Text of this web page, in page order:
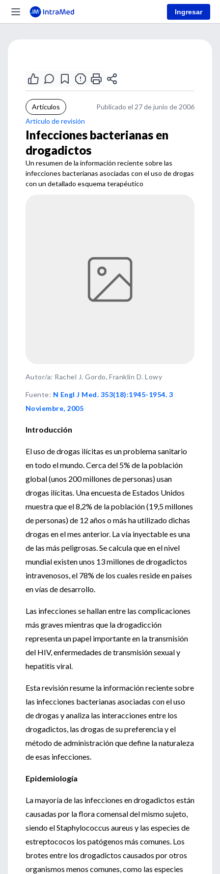
Ingresar
Artículos
Publicado el 27 de junio de 2006
Artículo de revisión
Infecciones bacterianas en
drogadictos
Un resumen de la información reciente sobre las
infecciones bacterianas asociadas con el uso de drogas
con un detallado esquema terapéutico
Autor/a: Rachel J. Gordo, Franklin D. Lowy
Fuente: N Engl J Med. 353(18):1945-1954. 3
Noviembre, 2005
Introducción
El uso de drogas ilícitas es un problema sanitario
en todo el mundo. Cerca del 5% de la población
global (unos 200 millones de personas) usan
drogas ilícitas. Una encuesta de Estados Unidos
muestra que el 8,2% de la población (19,5 millones
de personas) de 12 años o más ha utilizado dichas
drogas en el mes anterior. La vía inyectable es una
de las más peligrosas. Se calcula que en el nivel
mundial existen unos 13 millones de drogadictos
intravenosos, el 78% de los cuales reside en países
en vías de desarrollo.
Las infecciones se hallan entre las complicaciones
más graves mientras que la drogadicción
representa un papel importante en la transmisión
del HIV, enfermedades de transmisión sexual y
hepatitis viral.
Esta revisión resume la información reciente sobre
las infecciones bacterianas asociadas con el uso
de drogas y analiza las interacciones entre los
drogadictos, las drogas de su preferencia y el
método de administración que define la naturaleza
de esas infecciones.
Epidemiología
La mayoría de las infecciones en drogadictos están
causadas por la flora comensal del mismo sujeto,
siendo el Staphylococcus aureus y las especies de
estreptococos los patógenos más comunes. Los
brotes entre los drogadictos causados por otros
organismos menos comunes, como las especies